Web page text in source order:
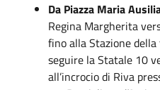
Da Piazza Maria
Regina Margherita
fino alla Stazione
seguire la Statale 10
all’incrocio di Riva